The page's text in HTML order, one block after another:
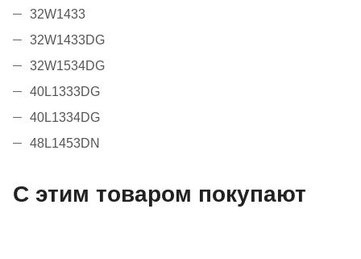
32W1433
32W1433DG
32W1534DG
40L1333DG
40L1334DG
48L1453DN
С этим товаром покупают